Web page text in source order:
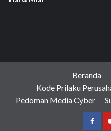
Beranda
Kode Prilaku
Pedoman Media Cyber